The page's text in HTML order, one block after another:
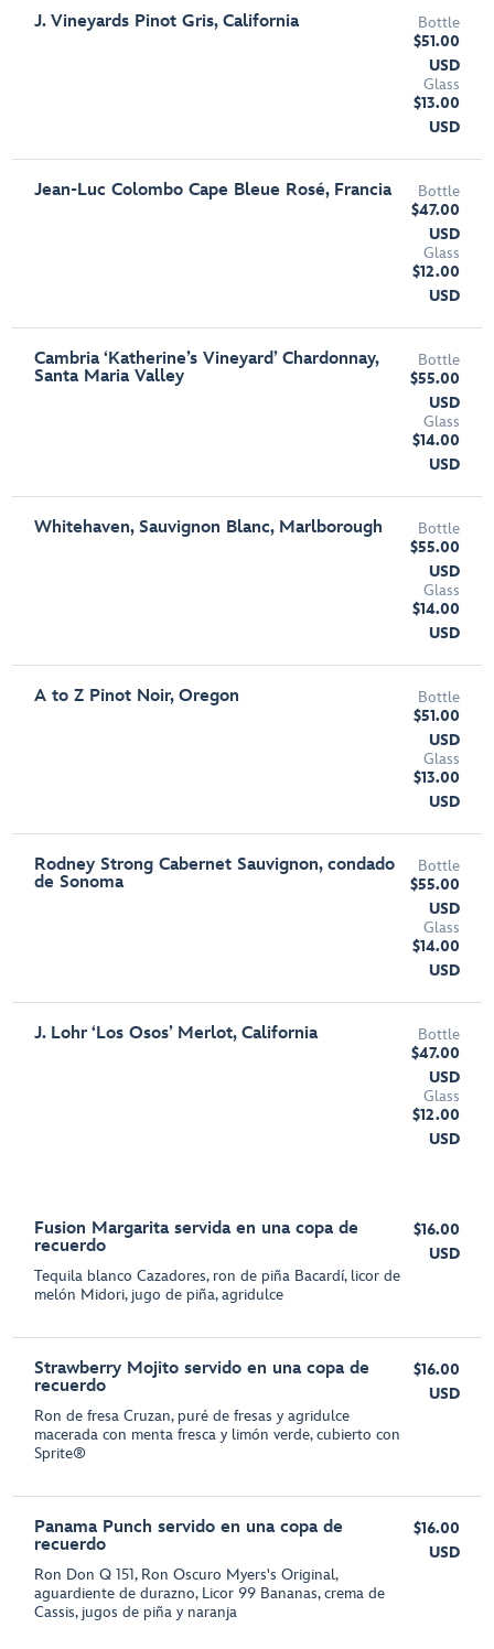
J. Vineyards Pinot Gris, California
Bottle
$51.00
USD
Glass
$13.00
USD
Jean-Luc Colombo Cape Bleue Rosé, Francia
Bottle
$47.00
USD
Glass
$12.00
USD
Cambria ‘Katherine’s Vineyard’ Chardonnay,
Santa Maria Valley
Bottle
$55.00
USD
Glass
$14.00
USD
Whitehaven, Sauvignon Blanc, Marlborough
Bottle
$55.00
USD
Glass
$14.00
USD
A to Z Pinot Noir, Oregon
Bottle
$51.00
USD
Glass
$13.00
USD
Rodney Strong Cabernet Sauvignon, condado
de Sonoma
Bottle
$55.00
USD
Glass
$14.00
USD
J. Lohr ‘Los Osos’ Merlot, California
Bottle
$47.00
USD
Glass
$12.00
USD
Fusion Margarita servida en una copa de
recuerdo
Tequila blanco Cazadores, ron de piña Bacardí, licor de
melón Midori, jugo de piña, agridulce
$16.00
USD
Strawberry Mojito servido en una copa de
recuerdo
Ron de fresa Cruzan, puré de fresas y agridulce
macerada con menta fresca y limón verde, cubierto con
Sprite®
$16.00
USD
Panama Punch servido en una copa de
recuerdo
Ron Don Q 151, Ron Oscuro Myers's Original,
aguardiente de durazno, Licor 99 Bananas, crema de
Cassis, jugos de piña y naranja
$16.00
USD